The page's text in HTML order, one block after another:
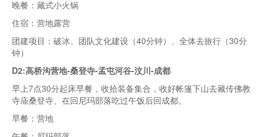
晚餐：藏式小火锅
住宿：营地露营
团建项目：破冰、团队文化建设（40分钟）、全体去旅行（30分
钟）
D2:高桥沟营地-桑登寺-孟屯河谷-汶川-成都
早上7点30分起床早餐，收拾装备集合，收好帐篷下山去藏传佛教
寺庙桑登寺、在回尼玛部落吃过午饭后回成都。
早餐：营地